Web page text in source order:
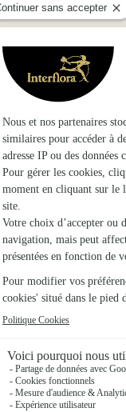
son vase offert